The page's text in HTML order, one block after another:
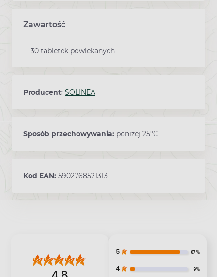
Zawartość
30 tabletek powlekanych
Producent: SOLINEA
Sposób przechowywania: poniżej 25°C
Kod EAN: 5902768521313
5 87%
4 9%